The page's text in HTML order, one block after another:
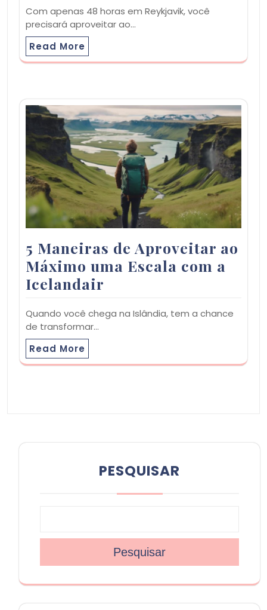
Com apenas 48 horas em Reykjavik, você
precisará aproveitar ao…
Read More
5 Maneiras de Aproveitar ao
Máximo uma Escala com a
Icelandair
Quando você chega na Islândia, tem a chance
de transformar…
Read More
PESQUISAR
Pesquisar